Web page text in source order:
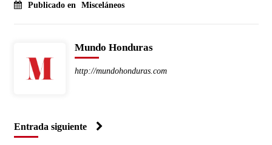
Publicado en Misceláneos
Mundo Honduras
http://mundohonduras.com
Entrada siguiente